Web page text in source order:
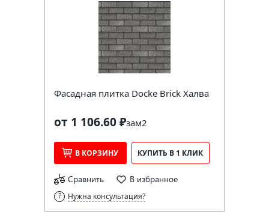
Фасадная плитка Docke Brick Халва
от 1 106.60 ₽зам2
В КОРЗИНУ КУПИТЬ В 1 КЛИК
Сравнить В избранное
Нужна консультация?